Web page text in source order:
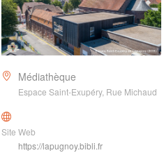
Médiathèque
Espace Saint-Exupéry, Rue Michaud
Site Web
https://lapugnoy.bibli.fr